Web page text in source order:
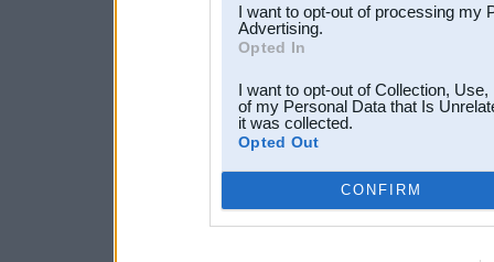
I want to opt-out of processing my
Advertising.
Opted In
I want to opt-out of Collection,
of my Personal Data that Is
it was collected.
Opted Out
CONFIRM